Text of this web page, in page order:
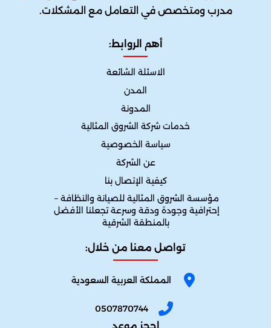
مدرب ومتخصص في التعامل مع المشكلات.
أهم الروابط:
الاسئلة الشائعة
المدن
المدونة
خدمات شركة الشروق المثالية
سياسة الخصوصية
عن الشركة
كيفية الإتصال بنا
بالمنطقة الشرقية
تواصل معنا من خلال:
المملكة العربية السعودية
0507870744